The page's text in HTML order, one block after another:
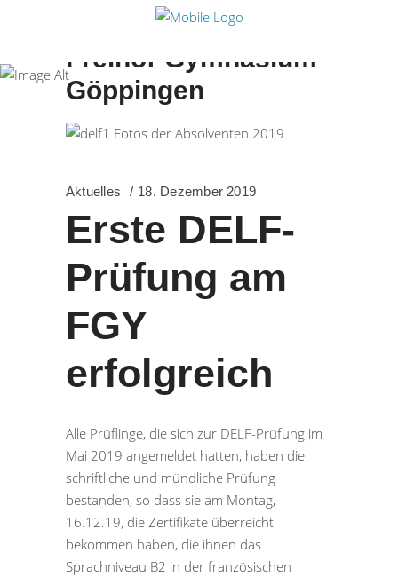
Freihof-Gymnasium
Göppingen
Aktuelles 18. Dezember 2019
Erste DELF-
Prüfung am
FGY
erfolgreich
Alle Prüflinge, die sich zur DELF-Prüfung im
Mai 2019 angemeldet hatten, haben die
schriftliche und mündliche Prüfung
bestanden, so dass sie am Montag,
16.12.19, die Zertifikate überreicht
bekommen haben, die ihnen das
Sprachniveau B2 in der französischen